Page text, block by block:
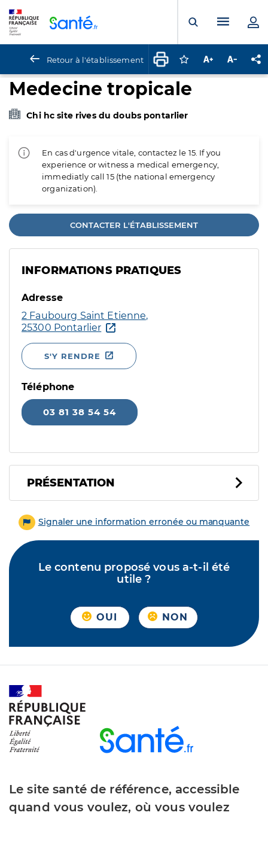
Ouvrir laMenu
Retour à l'établissement Connectez-vous
Augmenter la
Medecine tropicale
Chi hc site rives du doubs pontarlier
En cas d'urgence vitale, contactez le 15. If you
experience or witness a medical emergency,
immediatly call 15 (the national emergency
organization).
CONTACTER L'ÉTABLISSEMENT
INFORMATIONS PRATIQUES
Adresse
2 Faubourg Saint Etienne,
25300 Pontarlier
S'Y RENDRE
Téléphone
03 81 38 54 54
PRÉSENTATION
Signaler une information erronée ou manquante
Le contenu proposé vous a-t-il été
utile ?
OUI NON
Le site santé de référence, accessible
quand vous voulez, où vous voulez